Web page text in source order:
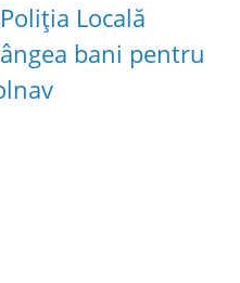
Locală
bani pentru